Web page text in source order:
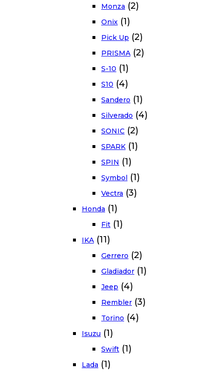
Monza (2)
Onix (1)
Pick Up (2)
PRISMA (2)
S-10 (1)
S10 (4)
Sandero (1)
Silverado (4)
SONIC (2)
SPARK (1)
SPIN (1)
Symbol (1)
Vectra (3)
Honda (1)
Fit (1)
IKA (11)
Gerrero (2)
Gladiador (1)
Jeep (4)
Rembler (3)
Torino (4)
Isuzu (1)
Swift (1)
Lada (1)